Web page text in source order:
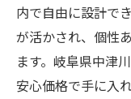
内で自由に設計で
が活かされ、個性
ます。岐阜県中津
安心価格で手に入